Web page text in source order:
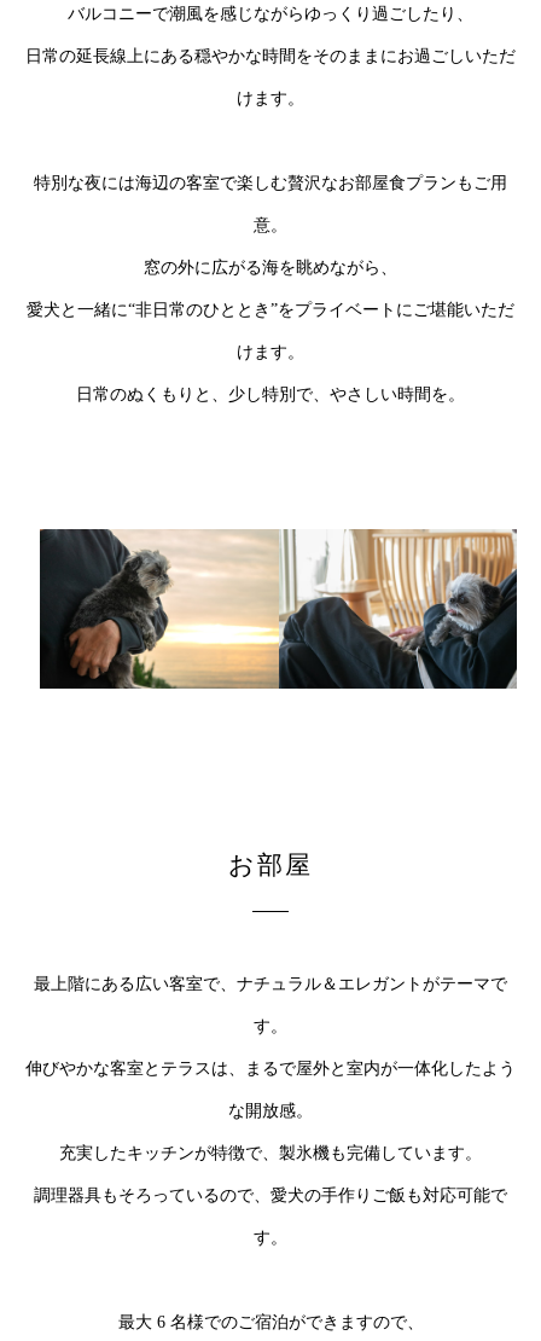
バルコニーで潮風を感じながらゆっくり過ごしたり、
日常の延長線上にある穏やかな時間をそのままにお過ごしいただ
けます。
特別な夜には海辺の客室で楽しむ贅沢なお部屋食プランもご用
意。
窓の外に広がる海を眺めながら、
愛犬と一緒に“非日常のひととき”をプライベートにご堪能いただ
けます。
日常のぬくもりと、少し特別で、やさしい時間を。
お部屋
最上階にある広い客室で、ナチュラル＆エレガントがテーマで
す。
伸びやかな客室とテラスは、まるで屋外と室内が一体化したよう
な開放感。
充実したキッチンが特徴で、製氷機も完備しています。
調理器具もそろっているので、愛犬の手作りご飯も対応可能で
す。
最大 6 名様でのご宿泊ができますので、